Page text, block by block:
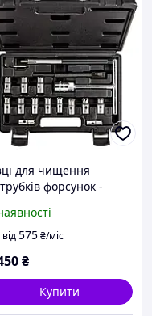
для чищення
форсунок -
885
від575₴/міс
₴
Купити